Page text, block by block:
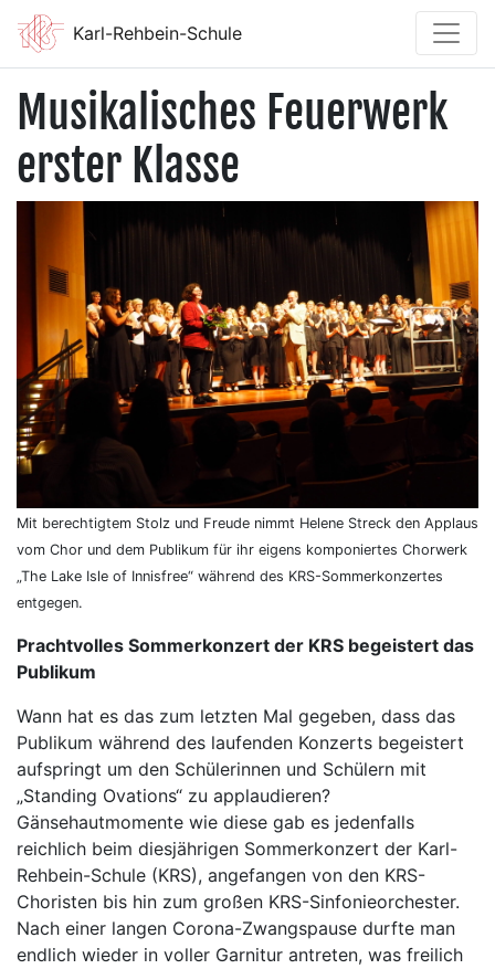
Karl-Rehbein-Schule
Musikalisches Feuerwerk
erster Klasse
Mit berechtigtem Stolz und Freude nimmt Helene Streck den Applaus
vom Chor und dem Publikum für ihr eigens komponiertes Chorwerk
„The Lake Isle of Innisfree“ während des KRS-Sommerkonzertes
entgegen.
Prachtvolles Sommerkonzert der KRS begeistert das
Publikum
Wann hat es das zum letzten Mal gegeben, dass das
Publikum während des laufenden Konzerts begeistert
aufspringt um den Schülerinnen und Schülern mit
„Standing Ovations“ zu applaudieren?
Gänsehautmomente wie diese gab es jedenfalls
reichlich beim diesjährigen Sommerkonzert der Karl-
Rehbein-Schule (KRS), angefangen von den KRS-
Choristen bis hin zum großen KRS-Sinfonieorchester.
Nach einer langen Corona-Zwangspause durfte man
endlich wieder in voller Garnitur antreten, was freilich